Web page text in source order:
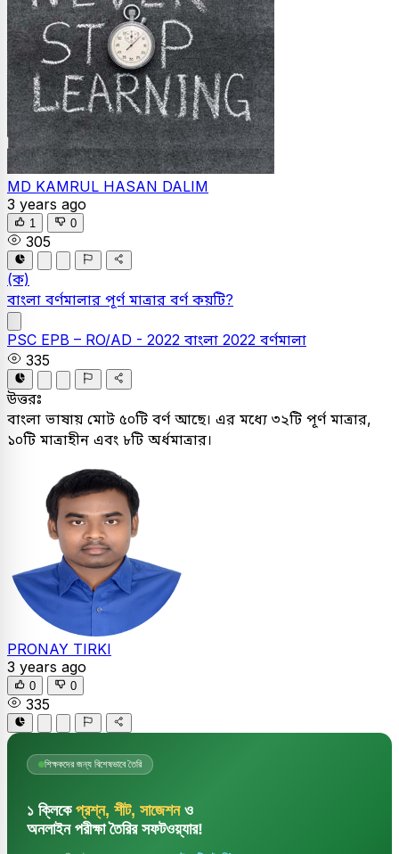
MD KAMRUL HASAN DALIM
3 years ago
1 0
305
(ক)
বাংলা বর্ণমালার পূর্ণ মাত্রার বর্ণ কয়টি?
PSC EPB – RO/AD - 2022 বাংলা 2022 বর্ণমালা
335
উত্তরঃ
বাংলা ভাষায় মোট ৫০টি বর্ণ আছে। এর মধ্যে ৩২টি পূর্ণ মাত্রার,
১০টি মাত্রাহীন এবং ৮টি অর্ধমাত্রার।
PRONAY TIRKI
3 years ago
0 0
335
শিক্ষকদের জন্য বিশেষভাবে তৈরি
১ ক্লিকে প্রশ্ন, শীট, সাজেশনও
অনলাইন পরীক্ষা তৈরির সফটওয়্যার!